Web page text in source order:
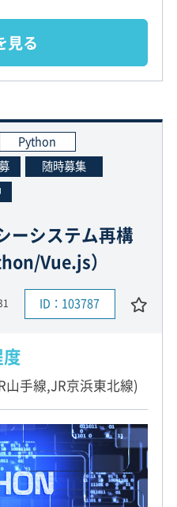
見る
Python
随時募集
ーシステム再構
Vue.js）
ID：103787
山手線,JR京浜東北線)